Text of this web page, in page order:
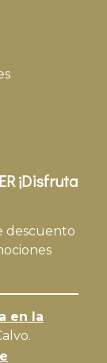
¡Disfruta
descuento
en la